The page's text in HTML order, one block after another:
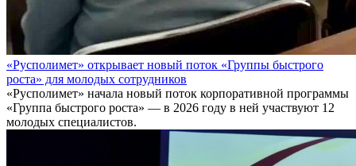
«Русполимет» открывает новый поток «Группы быстрого
роста» для молодых сотрудников
«Русполимет» начала новый поток корпоративной программы
«Группа быстрого роста» — в 2026 году в ней участвуют 12
молодых специалистов.